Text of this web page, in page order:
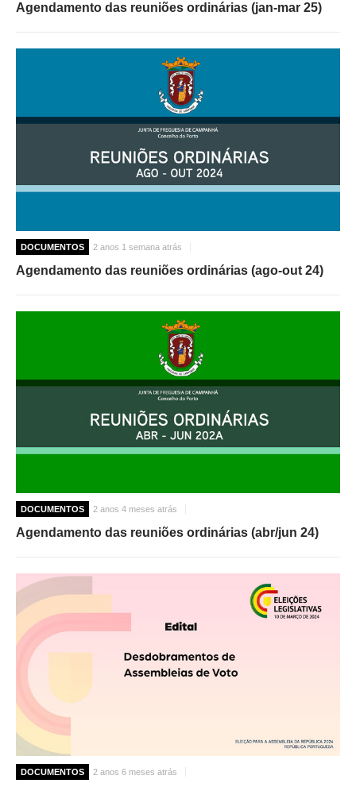
Agendamento das reuniões ordinárias (jan-mar 25)
DOCUMENTOS 2 anos 1 semana atrás
Agendamento das reuniões ordinárias (ago-out 24)
DOCUMENTOS 2 anos 4 meses atrás
Agendamento das reuniões ordinárias (abr/jun 24)
DOCUMENTOS 2 anos 6 meses atrás